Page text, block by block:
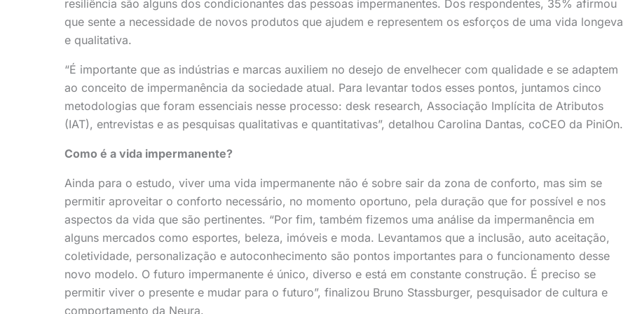
resiliência são alguns dos condicionantes das pessoas impermanentes. Dos respondentes, 35% afirmou
que sente a necessidade de novos produtos que ajudem e representem os esforços de uma vida longeva
e qualitativa.
“É importante que as indústrias e marcas auxiliem no desejo de envelhecer com qualidade e se adaptem
ao conceito de impermanência da sociedade atual. Para levantar todos esses pontos, juntamos cinco
metodologias que foram essenciais nesse processo: desk research, Associação Implícita de Atributos
(IAT), entrevistas e as pesquisas qualitativas e quantitativas”, detalhou Carolina Dantas, coCEO da PiniOn.
Como é a vida impermanente?
Ainda para o estudo, viver uma vida impermanente não é sobre sair da zona de conforto, mas sim se
permitir aproveitar o conforto necessário, no momento oportuno, pela duração que for possível e nos
aspectos da vida que são pertinentes. “Por fim, também fizemos uma análise da impermanência em
alguns mercados como esportes, beleza, imóveis e moda. Levantamos que a inclusão, auto aceitação,
coletividade, personalização e autoconhecimento são pontos importantes para o funcionamento desse
novo modelo. O futuro impermanente é único, diverso e está em constante construção. É preciso se
permitir viver o presente e mudar para o futuro”, finalizou Bruno Stassburger, pesquisador de cultura e
comportamento da Neura.